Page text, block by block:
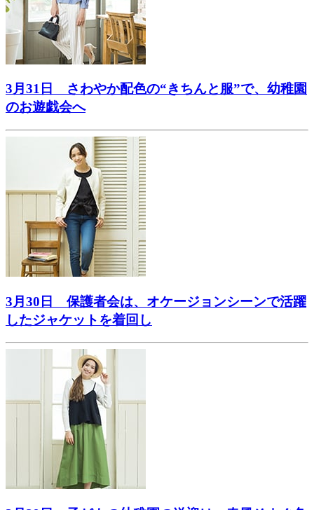
3月31日 さわやか配色の“きちんと服”で、幼稚園
のお遊戯会へ
3月30日 保護者会は、オケージョンシーンで活躍
したジャケットを着回し